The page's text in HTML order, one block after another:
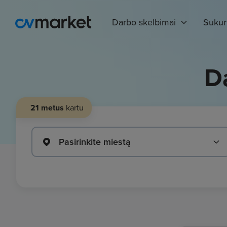
Darbo skelbimai
21 metus kartu
Pasirinkite miestą